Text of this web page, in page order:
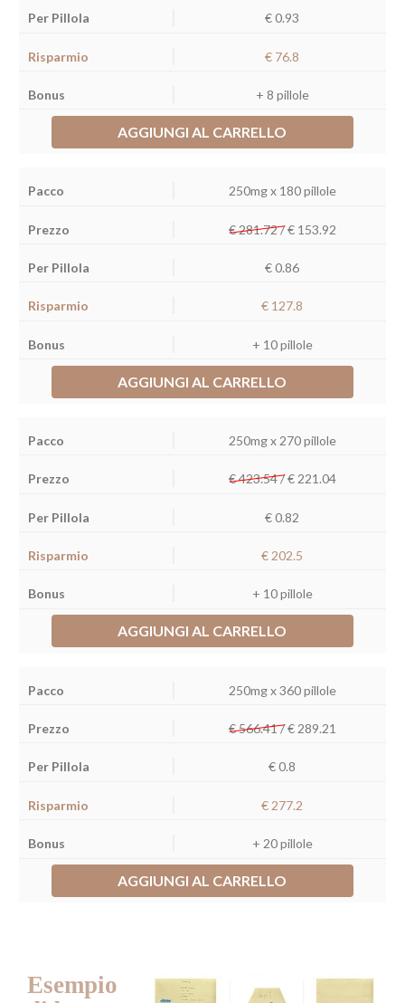
€ 0.93
€ 76.8
+ 8 pillole
AGGIUNGI AL CARRELLO
250mg x 180 pillole
€ 281.72 /€ 153.92
€ 0.86
€ 127.8
+ 10 pillole
AGGIUNGI AL CARRELLO
250mg x 270 pillole
€ 423.54 /€ 221.04
€ 0.82
€ 202.5
+ 10 pillole
AGGIUNGI AL CARRELLO
250mg x 360 pillole
€ 566.41 /€ 289.21
€ 0.8
€ 277.2
+ 20 pillole
AGGIUNGI AL CARRELLO
Esempio